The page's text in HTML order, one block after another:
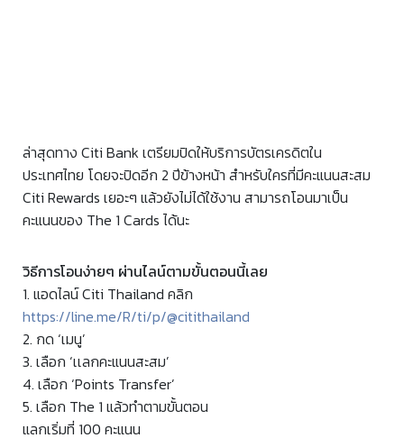
ล่าสุดทาง Citi Bank เตรียมปิดให้บริการบัตรเครดิตใน
ประเทศไทย โดยจะปิดอีก 2 ปีข้างหน้า สำหรับใครที่มีคะแนนสะสม
Citi Rewards เยอะๆ แล้วยังไม่ได้ใช้งาน สามารถโอนมาเป็น
คะแนนของ The 1 Cards ได้นะ
วิธีการโอนง่ายๆ ผ่านไลน์ตามขั้นตอนนี้เลย
1. แอดไลน์ Citi Thailand คลิก
https://line.me/R/ti/p/@citithailand
2. กด ‘เมนู’
3. เลือก ‘เเลกคะแนนสะสม’
4. เลือก ‘Points Transfer’
5. เลือก The 1 แล้วทำตามขั้นตอน
แลกเริ่มที่ 100 คะแนน